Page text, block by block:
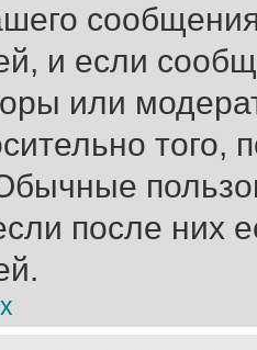
и если
или
после них